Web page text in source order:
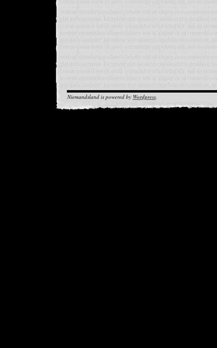
Niemandsland is powered by Wordpress.